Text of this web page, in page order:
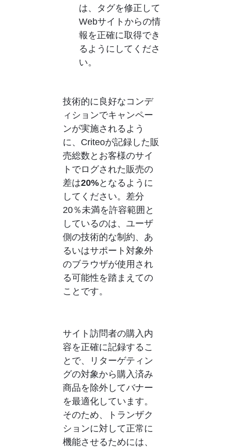
は、タグを修正して
Webサイトからの情
報を正確に取得でき
るようにしてくださ
い。
技術的に良好なコンデ
ィションでキャンペー
ンが実施されるよう
に、Criteoが記録した販
売総数とお客様のサイ
トでログされた販売の
差は20%となるように
してください。差分
20％未満を許容範囲と
しているのは、ユーザ
側の技術的な制約、あ
るいはサポート対象外
のブラウザが使用され
る可能性を踏まえての
ことです。
サイト訪問者の購入内
容を正確に記録するこ
とで、リターゲティン
グの対象から購入済み
商品を除外してバナー
を最適化しています。
そのため、トランザク
ションに対して正常に
機能させるためには、